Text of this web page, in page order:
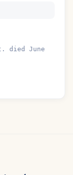
died June